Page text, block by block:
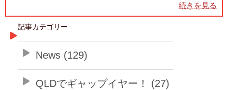
続きを見る
記事カテゴリー
News (129)
QLDでギャップイヤー！ (27)